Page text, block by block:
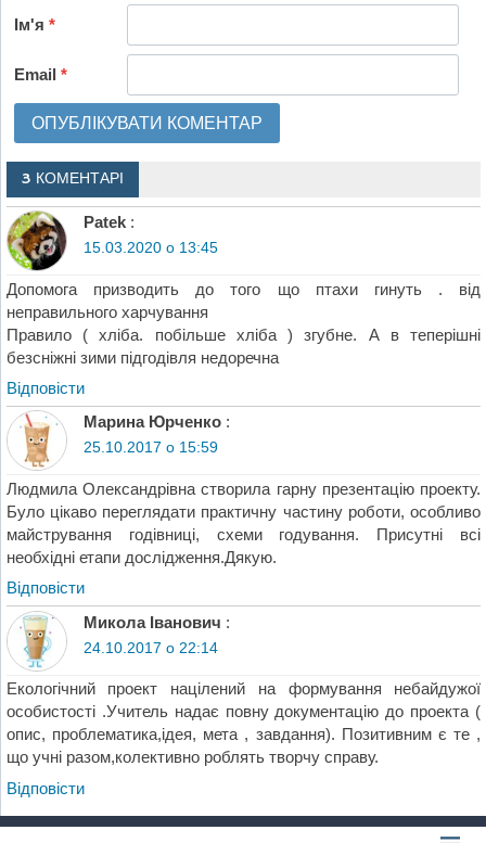
Ім'я*
Email*
3 КОМЕНТАРІ
Patek :
15.03.2020 о 13:45
Допомога призводить до того що птахи гинуть . від
неправильного харчування
Правило ( хліба. побільше хліба ) згубне. А в теперішні
безсніжні зими підгодівля недоречна
Відповіcти
Марина Юрченко :
25.10.2017 о 15:59
Людмила Олександрівна створила гарну презентацію проекту.
Було цікаво переглядати практичну частину роботи, особливо
майстрування годівниці, схеми годування. Присутні всі
необхідні етапи дослідження.Дякую.
Відповіcти
Микола Іванович :
24.10.2017 о 22:14
Екологічний проект націлений на формування небайдужої
особистості .Учитель надає повну документацію до проекта (
опис, проблематика,ідея, мета , завдання). Позитивним є те ,
що учні разом,колективно роблять творчу справу.
Відповіcти